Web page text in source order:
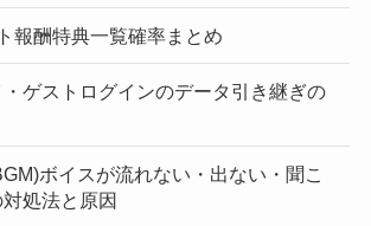
報酬特典一覧確率まとめ
ゲストログインのデータ引き継ぎの
ボイスが流れない・出ない・聞こ
処法と原因